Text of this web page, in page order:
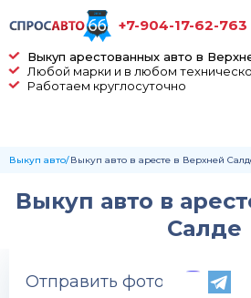
Выкуп арестованных авто в
Любой марки и в любом
Работаем круглосуточно
+7-904-17-62-763
Выкуп авто Выкуп авто в аресте в Верхней
Выкуп авто в
Салде
Отправить фото по